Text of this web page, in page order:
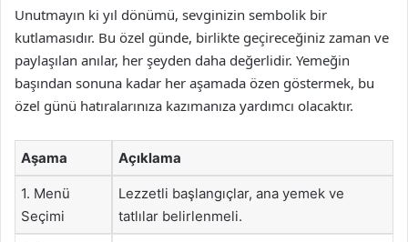
Unutmayın ki yıl dönümü, sevginizin sembolik bir
kutlamasıdır. Bu özel günde, birlikte geçireceğiniz zaman ve
paylaşılan anılar, her şeyden daha değerlidir. Yemeğin
başından sonuna kadar her aşamada özen göstermek, bu
özel günü hatıralarınıza kazımanıza yardımcı olacaktır.
Aşama Açıklama
1. Menü
Seçimi
Lezzetli başlangıçlar, ana yemek ve
tatlılar belirlenmeli.